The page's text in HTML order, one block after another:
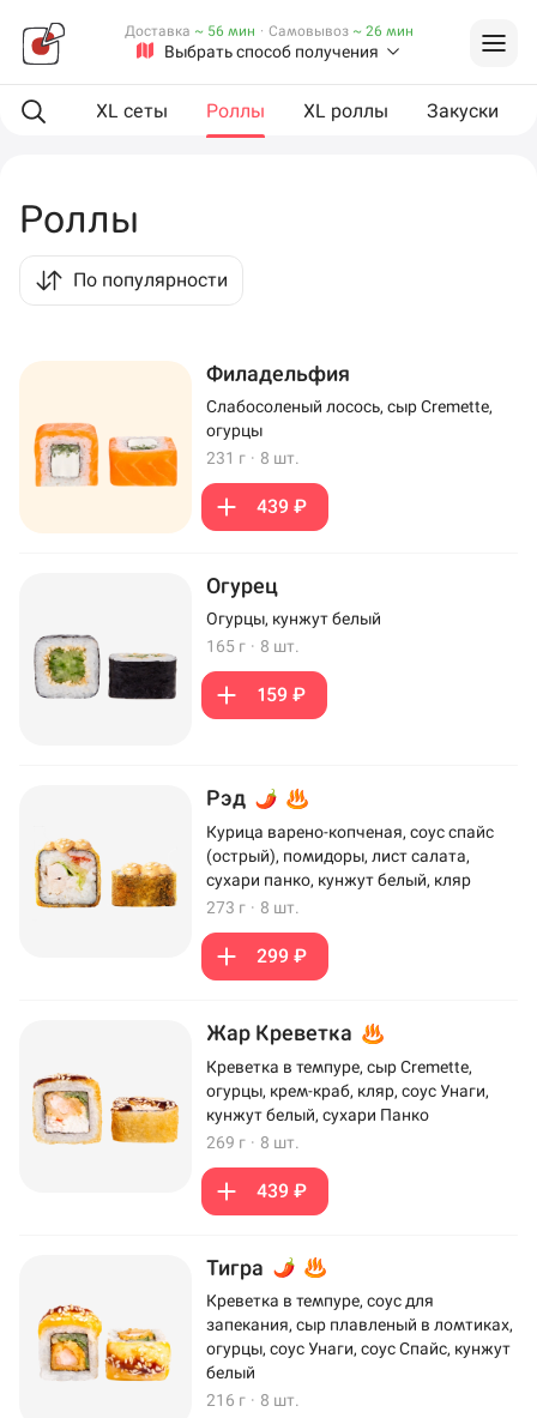
Выбрать способ получения
Доставка ~ 56 мин · Самовывоз ~ 26 мин
еда XL сеты Роллы XL роллы Закуски
Роллы
По популярности
Филадельфия
Слабосоленый лосось, сыр Cremette,
огурцы
231 г · 8 шт.
439 ₽
Огурец
Огурцы, кунжут белый
165 г · 8 шт.
159 ₽
Рэд
Курица варено-копченая, соус спайс
(острый), помидоры, лист салата,
сухари панко, кунжут белый, кляр
273 г · 8 шт.
299 ₽
Жар Креветка
Креветка в темпуре, сыр Cremette,
огурцы, крем-краб, кляр, соус Унаги,
кунжут белый, сухари Панко
269 г · 8 шт.
439 ₽
Тигра
Креветка в темпуре, соус для
запекания, сыр плавленый в ломтиках,
огурцы, соус Унаги, соус Спайс, кунжут
белый
216 г · 8 шт.